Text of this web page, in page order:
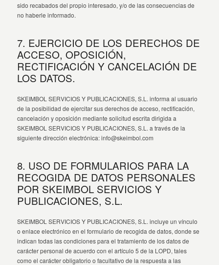
sido recabados del propio interesado, y/o de las consecuencias de
no haberle informado.
7. EJERCICIO DE LOS DERECHOS DE
ACCESO, OPOSICIÓN,
RECTIFICACIÓN Y CANCELACIÓN DE
LOS DATOS.
SKEIMBOL SERVICIOS Y PUBLICACIONES, S.L. informa al usuario
de la posibilidad de ejercitar sus derechos de acceso, rectificación,
cancelación y oposición mediante solicitud escrita dirigida a
SKEIMBOL SERVICIOS Y PUBLICACIONES, S.L. a través de la
siguiente dirección electrónica: info@skeimbol.com
8. USO DE FORMULARIOS PARA LA
RECOGIDA DE DATOS PERSONALES
POR SKEIMBOL SERVICIOS Y
PUBLICACIONES, S.L.
SKEIMBOL SERVICIOS Y PUBLICACIONES, S.L. incluye un vínculo
o enlace electrónico en el formulario de recogida de datos, donde se
indican todas las condiciones para el tratamiento de los datos de
carácter personal de acuerdo con el artículo 5 de la LOPD, tales
como el carácter obligatorio o facultativo de la respuesta a las